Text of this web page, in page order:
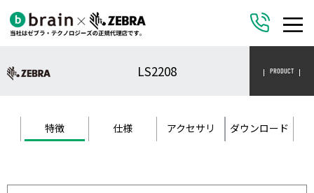
LS2208 PRODUCT
特徴 仕様 アクセサリ ダウンロード